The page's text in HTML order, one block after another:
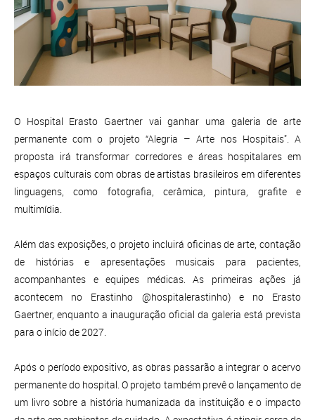
O Hospital Erasto Gaertner vai ganhar uma galeria de arte
permanente com o projeto “Alegria – Arte nos Hospitais". A
proposta irá transformar corredores e áreas hospitalares em
espaços culturais com obras de artistas brasileiros em diferentes
linguagens, como fotografia, cerâmica, pintura, grafite e
multimídia.
Além das exposições, o projeto incluirá oficinas de arte, contação
de histórias e apresentações musicais para pacientes,
acompanhantes e equipes médicas. As primeiras ações já
acontecem no Erastinho @hospitalerastinho) e no Erasto
Gaertner, enquanto a inauguração oficial da galeria está prevista
para o início de 2027.
Após o período expositivo, as obras passarão a integrar o acervo
permanente do hospital. O projeto também prevê o lançamento de
um livro sobre a história humanizada da instituição e o impacto